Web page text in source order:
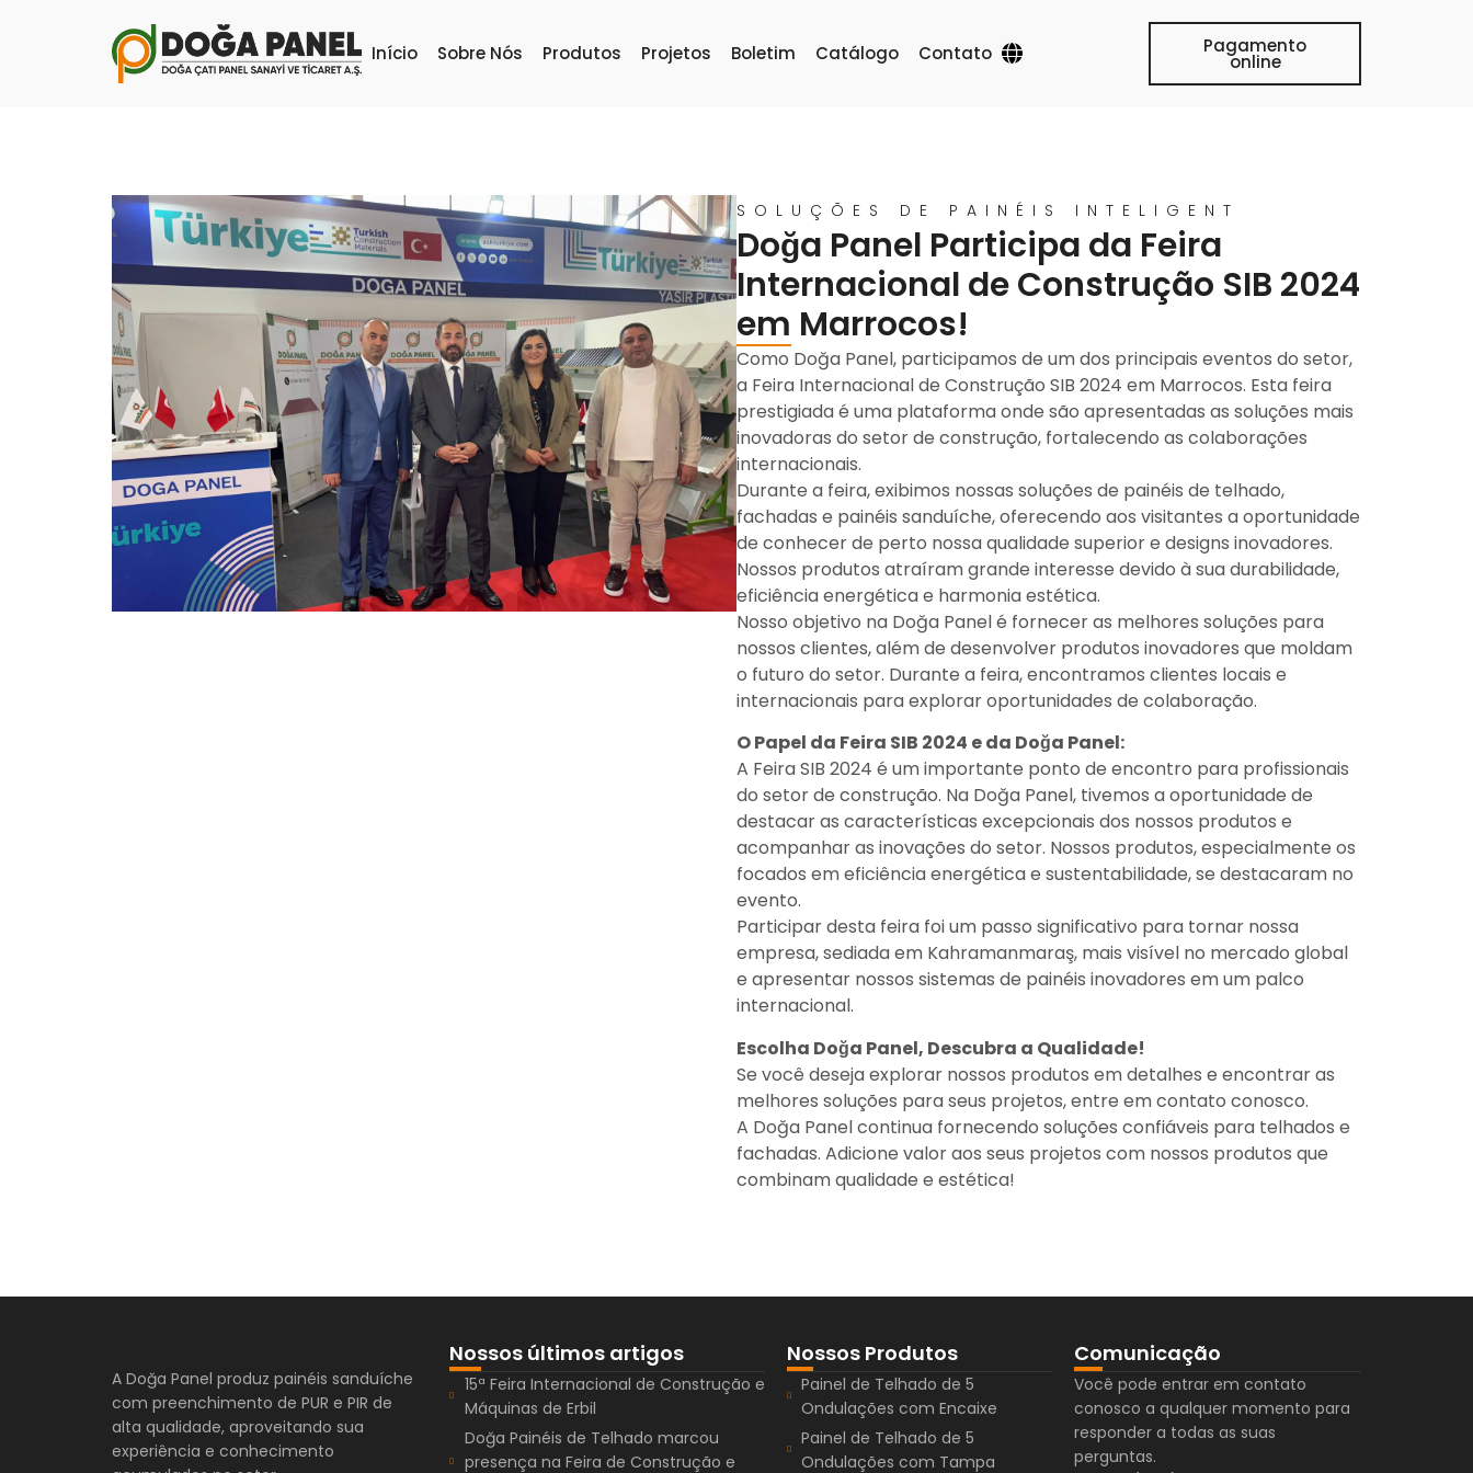
Início Sobre Nós Produtos Projetos Boletim Catálogo Contato Pagamento
online
SOLUÇÕES DE PAINÉIS INTELIGENT
Doğa Panel Participa da Feira
Internacional de Construção SIB 2024
em Marrocos!
Como Doğa Panel, participamos de um dos principais eventos do setor,
a Feira Internacional de Construção SIB 2024 em Marrocos. Esta feira
prestigiada é uma plataforma onde são apresentadas as soluções mais
inovadoras do setor de construção, fortalecendo as colaborações
internacionais.
Durante a feira, exibimos nossas soluções de painéis de telhado,
fachadas e painéis sanduíche, oferecendo aos visitantes a oportunidade
de conhecer de perto nossa qualidade superior e designs inovadores.
Nossos produtos atraíram grande interesse devido à sua durabilidade,
eficiência energética e harmonia estética.
Nosso objetivo na Doğa Panel é fornecer as melhores soluções para
nossos clientes, além de desenvolver produtos inovadores que moldam
o futuro do setor. Durante a feira, encontramos clientes locais e
internacionais para explorar oportunidades de colaboração.
O Papel da Feira SIB 2024 e da Doğa Panel:
A Feira SIB 2024 é um importante ponto de encontro para profissionais
do setor de construção. Na Doğa Panel, tivemos a oportunidade de
destacar as características excepcionais dos nossos produtos e
acompanhar as inovações do setor. Nossos produtos, especialmente os
focados em eficiência energética e sustentabilidade, se destacaram no
evento.
Participar desta feira foi um passo significativo para tornar nossa
empresa, sediada em Kahramanmaraş, mais visível no mercado global
e apresentar nossos sistemas de painéis inovadores em um palco
internacional.
Escolha Doğa Panel, Descubra a Qualidade!
Se você deseja explorar nossos produtos em detalhes e encontrar as
melhores soluções para seus projetos, entre em contato conosco.
A Doğa Panel continua fornecendo soluções confiáveis para telhados e
fachadas. Adicione valor aos seus projetos com nossos produtos que
combinam qualidade e estética!
A Doğa Panel produz painéis sanduíche
com preenchimento de PUR e PIR de
alta qualidade, aproveitando sua
experiência e conhecimento
Nossos últimos artigos
15ª Feira Internacional de Construção e
Máquinas de Erbil
Doğa Painéis de Telhado marcou
presença na Feira de Construção e
Nossos Produtos
Painel de Telhado de 5
Ondulações com Encaixe
Painel de Telhado de 5
Ondulações com Tampa
Comunicação
Você pode entrar em contato
conosco a qualquer momento para
responder a todas as suas
perguntas.